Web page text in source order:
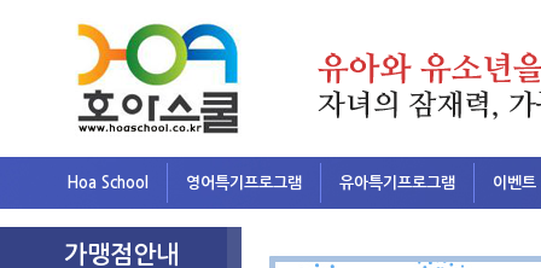
Hoa School 영어특기프로그램 유아특기프로그램 이벤트
가맹점안내